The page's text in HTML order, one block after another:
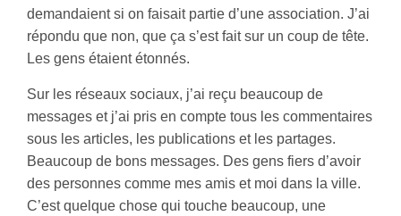
demandaient si on faisait partie d’une association. J’ai
répondu que non, que ça s’est fait sur un coup de tête.
Les gens étaient étonnés.
Sur les réseaux sociaux, j’ai reçu beaucoup de
messages et j’ai pris en compte tous les commentaires
sous les articles, les publications et les partages.
Beaucoup de bons messages. Des gens fiers d’avoir
des personnes comme mes amis et moi dans la ville.
C’est quelque chose qui touche beaucoup, une